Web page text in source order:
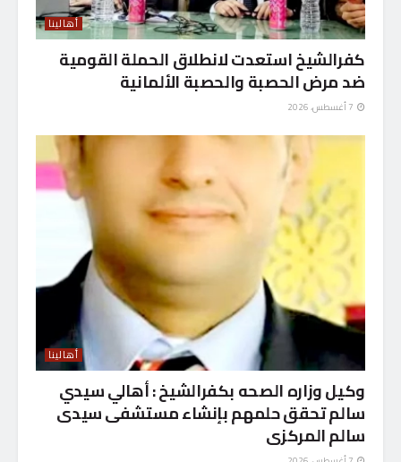
أهالينا
كفرالشيخ استعدت لانطلاق الحملة القومية
ضد مرض الحصبة والحصبة الألمانية
أهالينا
وكيل وزاره الصحه بكفرالشيخ : أهالي سيدي
سالم تحقق حلمهم بإنشاء مستشفى سيدى
سالم المركزى